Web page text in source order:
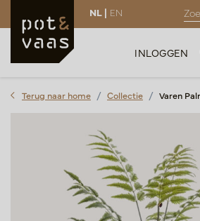
NL | EN
INLOGGEN
Terug naar home Collectie Varen